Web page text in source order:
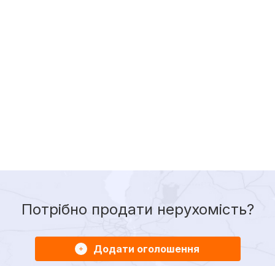
Потрібно продати нерухомість?
Додати оголошення